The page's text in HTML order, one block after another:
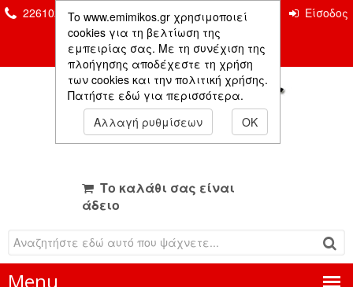
To www.emimikos.gr χρησιμοποιεί
cookies για τη βελτίωση της
εμπειρίας σας. Με τη συνέχιση της
πλοήγησης αποδέχεστε τη χρήση
των cookies και την πολιτική χρήσης.
Πατήστε εδώ για περισσότερα.
Αλλαγή ρυθμίσεων
OK
2261026435 & 2261081666 Επικοινωνία
Είσοδος
Μέλους
Το καλάθι σας είναι
άδειο
Menu